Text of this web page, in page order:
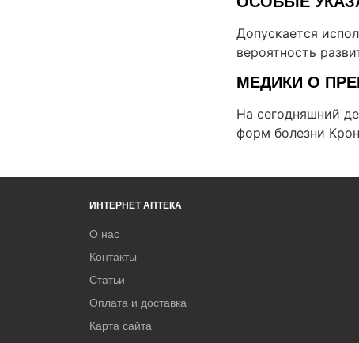
Допускается
вероятность
МЕДИКИ О
На сегодняшний
форм болезни
ИНТЕРНЕТ АПТЕКА
О нас
Контакты
Статьи
Оплата и доставка
Карта сайта